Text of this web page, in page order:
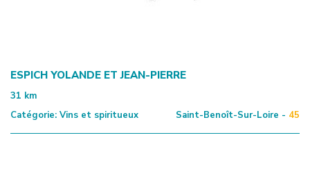
ESPICH YOLANDE ET JEAN-PIERRE
31 km
Catégorie: Vins et spiritueux Saint-Benoît-Sur-Loire - 45